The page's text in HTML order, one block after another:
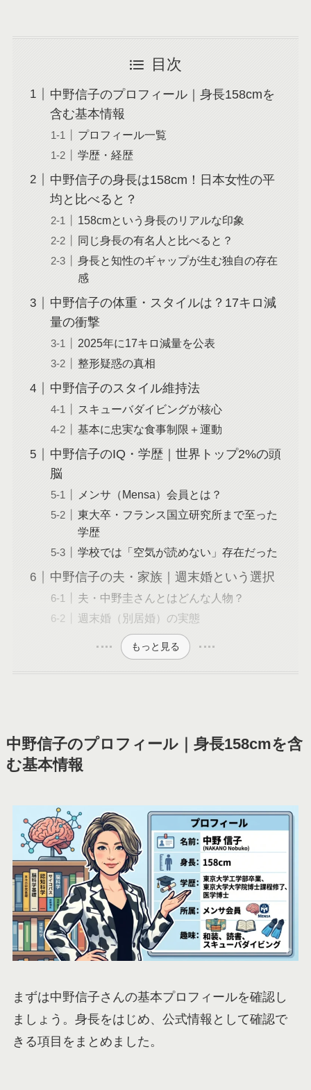
目次
中野信子のプロフィール｜身長158cmを
含む基本情報
プロフィール一覧
学歴・経歴
中野信子の身長は158cm！日本女性の平
均と比べると？
158cmという身長のリアルな印象
同じ身長の有名人と比べると？
身長と知性のギャップが生む独自の存在
感
中野信子の体重・スタイルは？17キロ減
量の衝撃
2025年に17キロ減量を公表
整形疑惑の真相
中野信子のスタイル維持法
スキューバダイビングが核心
基本に忠実な食事制限＋運動
中野信子のIQ・学歴｜世界トップ2%の頭
脳
メンサ（Mensa）会員とは？
東大卒・フランス国立研究所まで至った
学歴
学校では「空気が読めない」存在だった
中野信子の夫・家族｜週末婚という選択
夫・中野圭さんとはどんな人物？
週末婚（別居婚）の実態
もっと見る
中野信子のプロフィール｜身長158cmを含
む基本情報
まずは中野信子さんの基本プロフィールを確認し
ましょう。身長をはじめ、公式情報として確認で
きる項目をまとめました。